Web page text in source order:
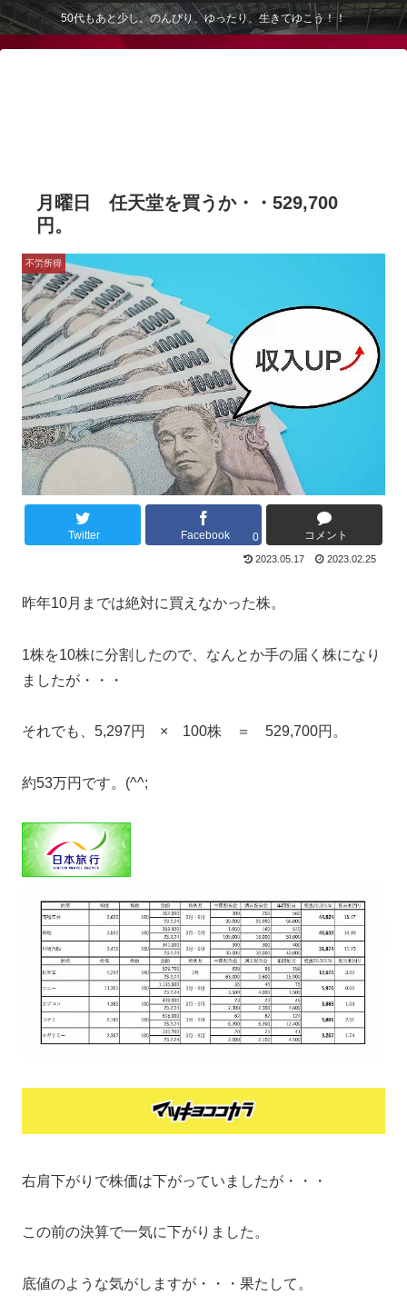
50代もあと少し。のんびり、ゆったり、生きてゆこう！！
月曜日 任天堂を買うか・・529,700
円。
不労所得
Twitter Facebook 0 コメント
2023.05.17 2023.02.25
昨年10月までは絶対に買えなかった株。
1株を10株に分割したので、なんとか手の届く株になり
ましたが・・・
それでも、5,297円 × 100株 ＝ 529,700円。
約53万円です。(^^;
右肩下がりで株価は下がっていましたが・・・
この前の決算で一気に下がりました。
底値のような気がしますが・・・果たして。